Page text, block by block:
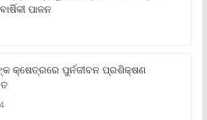
ପାଳନ
କ୍ଷେତ୍ରରେ ପୁର୍ନଜୀବନ ପ୍ରଶିକ୍ଷଣ